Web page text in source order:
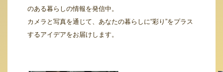
のある暮らしの情報を発信中。
カメラと写真を通じて、あなたの暮らしに“彩り”をプラス
するアイデアをお届けします。